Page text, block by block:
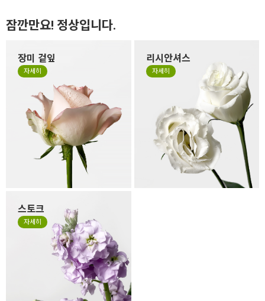
잠깐만요! 정상입니다.
장미 겉잎
자세히
장미 겉잎이 쭈글거리거나 잎
의 색이 바랜 것은 시든게 아니
라 꽃을 예쁜 형태로 싱싱하고
오랜 생명력을 유지하기 위해
떼지 않고 제작하는 경우가 있
습니다. 만일 겉잎이 보기 싫으
시면 겉잎 부분만 살짝 떼어 주
리시안셔스
자세히
리시안셔스는 꽃잎이 하늘거
리는 얇은 잎들로 구성되어 있
어서 소재 특성상 꽃 형태가 원
형이 아닌 타원형으로 눌리거
나, 봉오리 형태가 찌그러져 있
을 수 있습니다. 살아있는 꽃의
자연스런 모습이니 그 모습도
사랑해 주세요.
스토크
자세히
계절꽃 소재로 잘 사용하는 스
토크는 얇고 작은 잎들이 줄줄
이 달려 있는 꽃으로 이러한 특
성 때문에 꽃의 형태가 일정하
지 않고, 말려져 있거나 쭈글거
리며 자유로운 형태가 있는 꽃
입니다. 스토크는 말라서 시들